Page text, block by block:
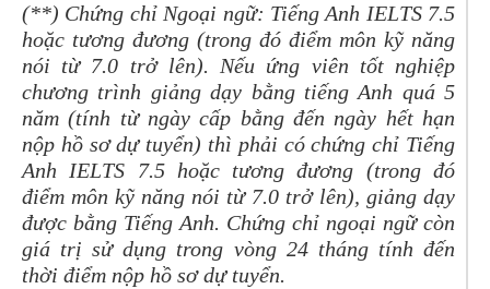
(**) Chứng chỉ Ngoại ngữ: Tiếng Anh IELTS 7.5
hoặc tương đương (trong đó điểm môn kỹ năng
nói từ 7.0 trở lên). Nếu ứng viên tốt nghiệp
chương trình giảng dạy bằng tiếng Anh quá 5
năm (tính từ ngày cấp bằng đến ngày hết hạn
nộp hồ sơ dự tuyển) thì phải có chứng chỉ Tiếng
Anh IELTS 7.5 hoặc tương đương (trong đó
điểm môn kỹ năng nói từ 7.0 trở lên), giảng dạy
được bằng Tiếng Anh. Chứng chỉ ngoại ngữ còn
giá trị sử dụng trong vòng 24 tháng tính đến
thời điểm nộp hồ sơ dự tuyển.